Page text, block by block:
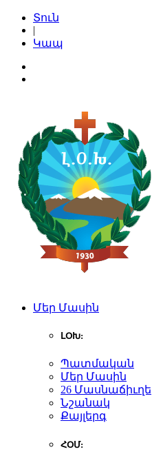
Տուն
|
Կապ
Մեր Մասին
ԼՕԽ:
Պատմական
Մեր Մասին
26
Նշանակ
Քայլերգ
ՀՕՄ: